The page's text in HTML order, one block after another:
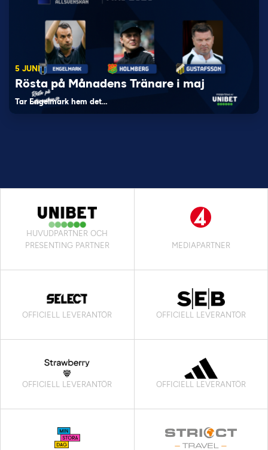
5 JUNI
Rösta på Månadens Tränare i maj
Tar Engelmark hem det…
HUVUDPARTNER OCH
PRESENTING PARTNER
MEDIAPARTNER
OFFICIELL LEVERANTÖR OFFICIELL LEVERANTÖR
OFFICIELL LEVERANTÖR OFFICIELL LEVERANTÖR